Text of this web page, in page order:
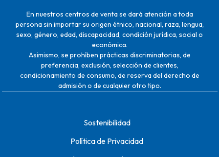
En nuestros centros de venta se dará atención a toda
persona sin importar su origen étnico, nacional, raza, lengua,
sexo, género, edad, discapacidad, condición jurídica, social o
económica.
Asimismo, se prohíben prácticas discriminatorias, de
preferencia, exclusión, selección de clientes,
condicionamiento de consumo, de reserva del derecho de
admisión o de cualquier otro tipo.
Sostenibilidad
Política de Privacidad